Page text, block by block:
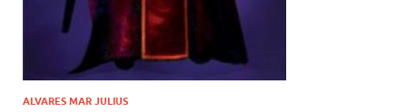
ALVARES MAR JULIUS